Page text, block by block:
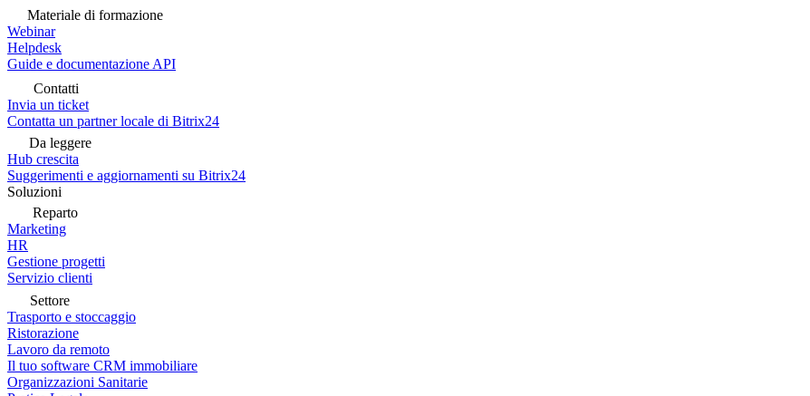
Materiale di formazione
Webinar
Helpdesk
Guide e documentazione API
Contatti
Invia un ticket
Contatta un partner locale di Bitrix24
Da leggere
Hub crescita
Suggerimenti e aggiornamenti su Bitrix24
Soluzioni
Reparto
Marketing
HR
Gestione progetti
Servizio clienti
Settore
Trasporto e stoccaggio
Ristorazione
Lavoro da remoto
Il tuo software CRM immobiliare
Organizzazioni Sanitarie